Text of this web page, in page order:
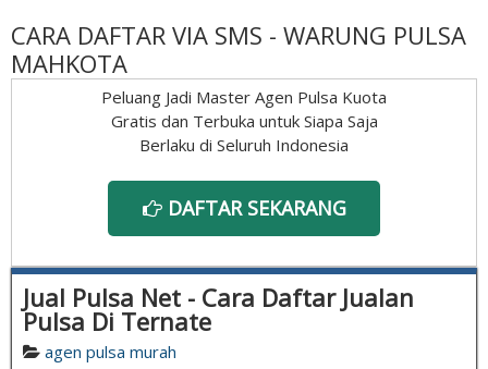
CARA DAFTAR VIA SMS - WARUNG PULSA
MAHKOTA
Peluang Jadi Master Agen Pulsa Kuota
Gratis dan Terbuka untuk Siapa Saja
Berlaku di Seluruh Indonesia
DAFTAR SEKARANG
Jual Pulsa Net - Cara Daftar Jualan
Pulsa Di Ternate
agen pulsa murah